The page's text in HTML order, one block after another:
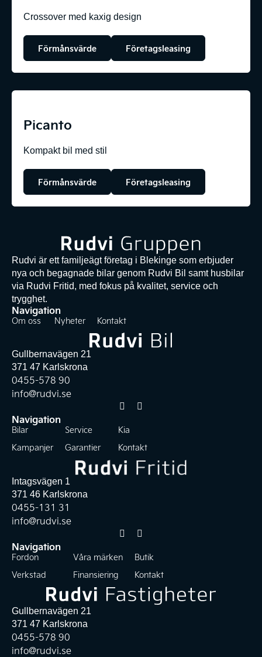
Crossover med kaxig design
Förmånsvärde Företagsleasing
Picanto
Kompakt bil med stil
Förmånsvärde Företagsleasing
Rudvi är ett familjeägt företag i Blekinge som erbjuder
nya och begagnade bilar genom Rudvi Bil samt husbilar
via Rudvi Fritid, med fokus på kvalitet, service och
trygghet.
Navigation
Om oss Nyheter Kontakt
Gullbernavägen 21
371 47 Karlskrona
0455-578 90
info@rudvi.se
Navigation
Bilar Service
Kia
Kampanjer
Garantier Kontakt
Intagsvägen 1
371 46 Karlskrona
0455-131 31
info@rudvi.se
Navigation
Fordon Våra märken
Butik
Verkstad
Finansiering Kontakt
Gullbernavägen 21
371 47 Karlskrona
0455-578 90
info@rudvi.se